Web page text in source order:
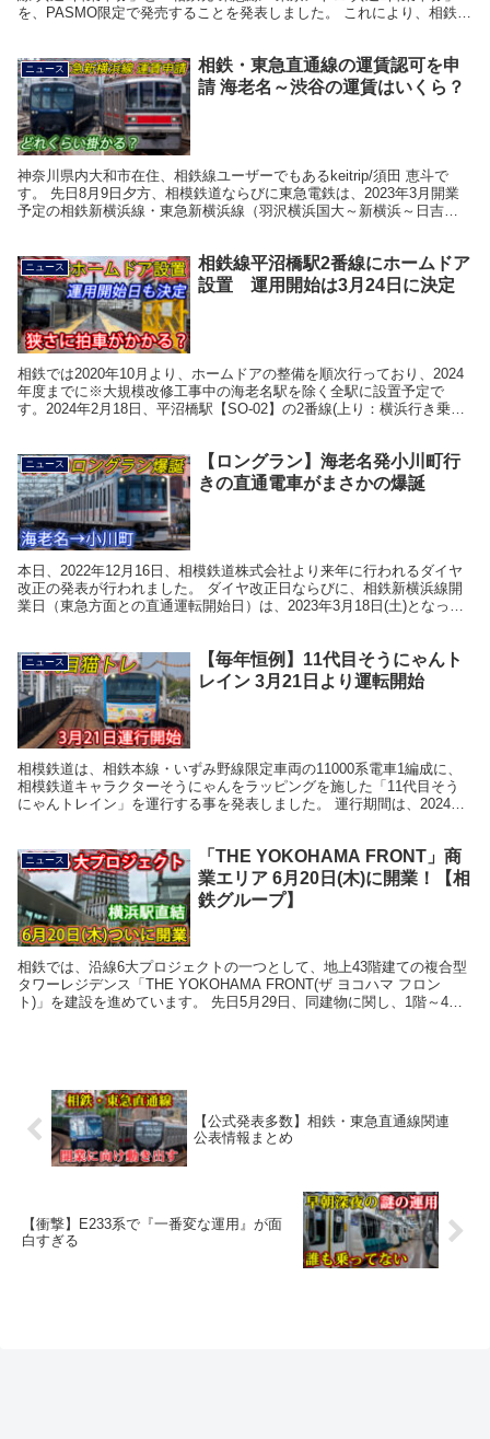
を、PASMO限定で発売することを発表しました。 これにより、相鉄と
ニュース
相鉄・東急直通線の運賃認可を申
請 海老名～渋谷の運賃はいくら？
神奈川県内大和市在住、相鉄線ユーザーでもあるkeitrip/須田 恵斗で
す。 先日8月9日夕方、相模鉄道ならびに東急電鉄は、2023年3月開業
予定の相鉄新横浜線・東急新横浜線（羽沢横浜国大～新横浜～日吉）
ニュース
相鉄線平沼橋駅2番線にホームドア
設置 運用開始は3月24日に決定
相鉄では2020年10月より、ホームドアの整備を順次行っており、2024
年度までに※大規模改修工事中の海老名駅を除く全駅に設置予定で
す。2024年2月18日、平沼橋駅【SO-02】の2番線(上り：横浜行き乗り
ニュース
【ロングラン】海老名発小川町行
きの直通電車がまさかの爆誕
本日、2022年12月16日、相模鉄道株式会社より来年に行われるダイヤ
改正の発表が行われました。 ダイヤ改正日ならびに、相鉄新横浜線開
業日（東急方面との直通運転開始日）は、2023年3月18日(土)となって
ニュース
【毎年恒例】11代目そうにゃんト
レイン 3月21日より運転開始
相模鉄道は、相鉄本線・いずみ野線限定車両の11000系電車1編成に、
相模鉄道キャラクターそうにゃんをラッピングを施した「11代目そう
にゃんトレイン」を運行する事を発表しました。 運行期間は、2024年
ニュース
「THE YOKOHAMA FRONT」商
業エリア 6月20日(木)に開業！【相
鉄グループ】
相鉄では、沿線6大プロジェクトの一つとして、地上43階建ての複合型
タワーレジデンス「THE YOKOHAMA FRONT(ザ ヨコハマ フロン
ト)」を建設を進めています。 先日5月29日、同建物に関し、1階～4階
【公式発表多数】相鉄・東急直通線関連
公表情報まとめ
【衝撃】E233系で『一番変な運用』が面
白すぎる